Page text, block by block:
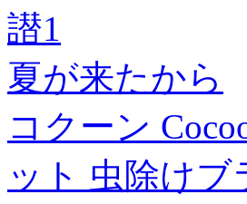
譛1
夏が来たから
コクーン
ット 虫除け